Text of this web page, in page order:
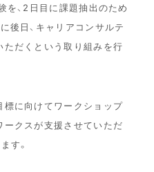
を、2日目に課題抽出のため
後日、キャリアコンサルテ
ただくという取り組みを行
に向けてワークショップ
クスが支援させていただ
す。